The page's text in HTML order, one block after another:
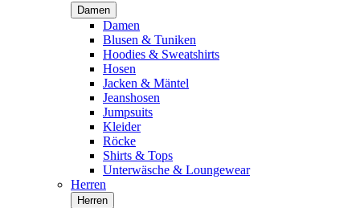
Damen
Damen
Blusen & Tuniken
Hoodies & Sweatshirts
Hosen
Jacken & Mäntel
Jeanshosen
Jumpsuits
Kleider
Röcke
Shirts & Tops
Unterwäsche & Loungewear
Herren
Herren